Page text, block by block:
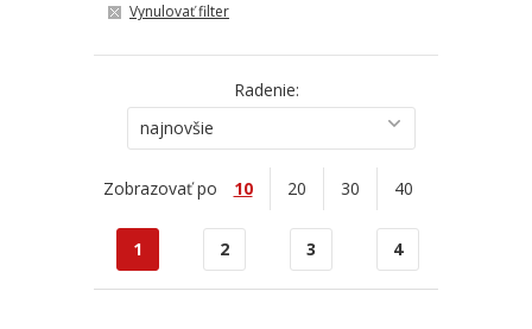
Vynulovať filter
Radenie:
najnovšie
Zobrazovať po 10 20 30 40
1 2 3 4